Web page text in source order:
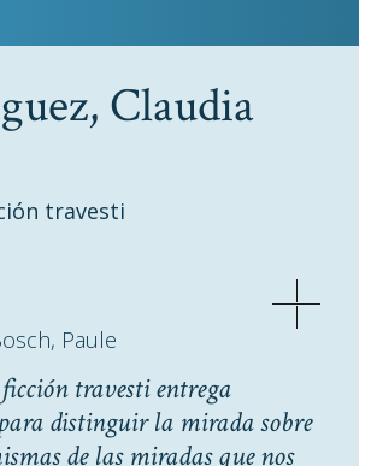
Claudia
travesti
Paule
travesti entrega
distinguir la mirada sobre
de las miradas que nos